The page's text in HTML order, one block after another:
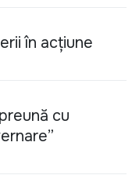
în acțiune
cu